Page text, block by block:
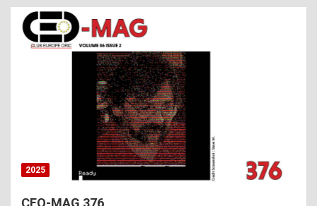
c
h
i
s
t
o
r
2025
CEO-MAG 376